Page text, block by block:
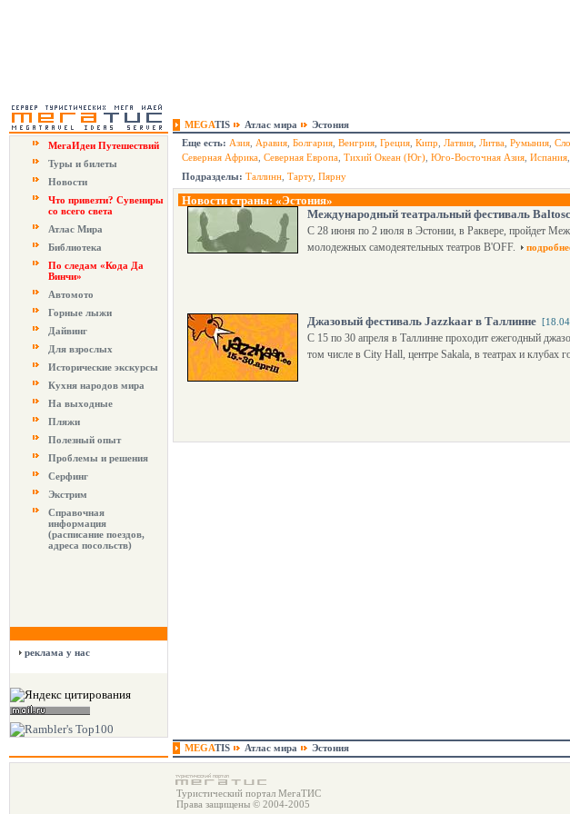
MEGATIS Атлас мира
Эстония
МегаИдеи Путешествий
Туры и билеты
Новости
Что привезти? Сувениры
со всего света
Атлас Мира
Библиотека
По следам «Кода Да
Винчи»
Автомото
Горные лыжи
Дайвинг
Для взрослых
Исторические экскурсы
Кухня народов мира
На выходные
Пляжи
Полезный опыт
Проблемы и решения
Серфинг
Экстрим
Справочная
информация
(расписание поездов,
адреса посольств)
реклама у нас
Еще есть: Азия Аравия Болгария Венгрия Греция Кипр Латвия Литва Румыния
Северная Африка Северная Европа Тихий Океан (Юг) Юго-Восточная Азия Испания
Подразделы: Таллинн Тарту, Пярну
Новости страны: «Эстония»
Международный театральный фестиваль
С 28 июня по 2 июля в Эстонии, в Раквере, пройдет
молодежных самодеятельных театров B'OFF.
Джазовый фестиваль Jazzkaar в Таллинне
С 15 по 30 апреля в Таллинне проходит ежегодный
том числе в City Hall, центре Sakala, в театрах и клубах
MEGATIS Атлас мира Эстония
Туристический портал МегаТИС
Права защищены © 2004-2005